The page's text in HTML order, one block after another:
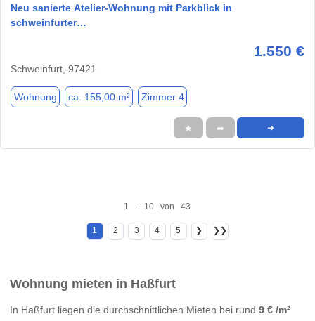
Neu sanierte Atelier-Wohnung mit Parkblick in
schweinfurter…
1.550 €
Schweinfurt, 97421
Wohnung ca. 155,00 m² Zimmer 4
★ ➦ ➜
1 - 10 von 43
1 2 3 4 5 ❯ ❯❯
Wohnung mieten in Haßfurt
In Haßfurt liegen die durchschnittlichen Mieten bei rund 9 € /m²